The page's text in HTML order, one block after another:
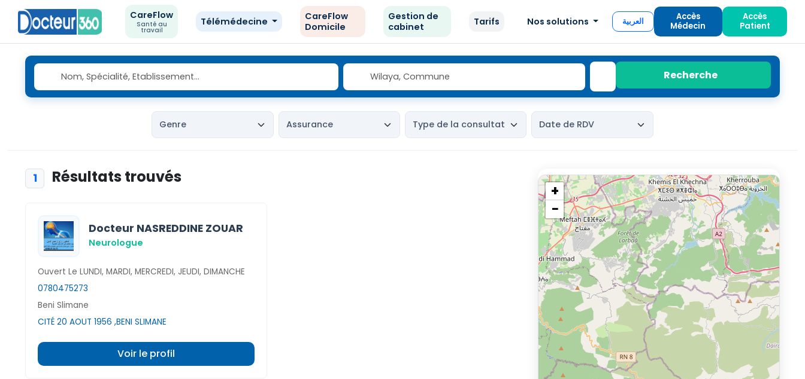
CareFlow
Santé au
travail
Télémédecine
CareFlow
Domicile
Gestion de
cabinet
Tarifs Nos solutions العربية
Accès
Médecin
Accès
Patient
Recherche
1 Résultats trouvés
Docteur NASREDDINE ZOUAR
Neurologue
Ouvert Le LUNDI, MARDI, MERCREDI, JEUDI, DIMANCHE
0780475273
Beni Slimane
CITÉ 20 AOUT 1956 ,BENI SLIMANE
Voir le profil
+
−